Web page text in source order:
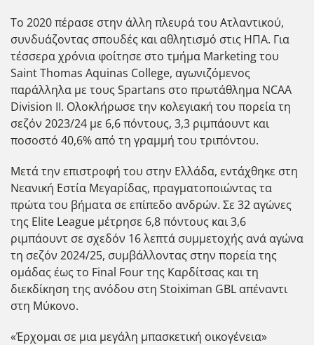
Το 2020 πέρασε στην άλλη πλευρά του Ατλαντικού,
συνδυάζοντας σπουδές και αθλητισμό στις ΗΠΑ. Για
τέσσερα χρόνια φοίτησε στο τμήμα Marketing του
Saint Thomas Aquinas College, αγωνιζόμενος
παράλληλα με τους Spartans στο πρωτάθλημα NCAA
Division II. Ολοκλήρωσε την κολεγιακή του πορεία τη
σεζόν 2023/24 με 6,6 πόντους, 3,3 ριμπάουντ και
ποσοστό 40,6% από τη γραμμή του τριπόντου.
Μετά την επιστροφή του στην Ελλάδα, εντάχθηκε στη
Νεανική Εστία Μεγαρίδας, πραγματοποιώντας τα
πρώτα του βήματα σε επίπεδο ανδρών. Σε 32 αγώνες
της Elite League μέτρησε 6,8 πόντους και 3,6
ριμπάουντ σε σχεδόν 16 λεπτά συμμετοχής ανά αγώνα
τη σεζόν 2024/25, συμβάλλοντας στην πορεία της
ομάδας έως το Final Four της Καρδίτσας και τη
διεκδίκηση της ανόδου στη Stoiximan GBL απέναντι
στη Μύκονο.
«Έρχομαι σε μια μεγάλη μπασκετική οικογένεια»